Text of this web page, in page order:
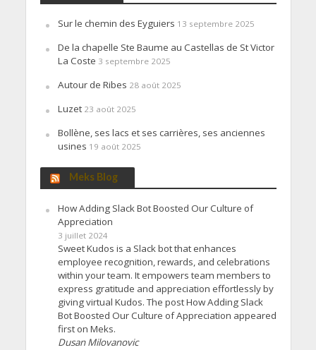
Sur le chemin des Eyguiers 13 septembre 2025
De la chapelle Ste Baume au Castellas de St Victor
La Coste 3 septembre 2025
Autour de Ribes 28 août 2025
Luzet 23 août 2025
Bollène, ses lacs et ses carrières, ses anciennes
usines 19 août 2025
Meks Blog
How Adding Slack Bot Boosted Our Culture of
Appreciation
3 juillet 2024
Sweet Kudos is a Slack bot that enhances
employee recognition, rewards, and celebrations
within your team. It empowers team members to
express gratitude and appreciation effortlessly by
giving virtual Kudos. The post How Adding Slack
Bot Boosted Our Culture of Appreciation appeared
first on Meks.
Dusan Milovanovic